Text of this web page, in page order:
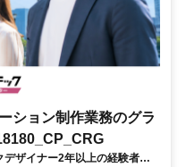
ション制作業務のグラ
デザイナー2年以上の経験者を